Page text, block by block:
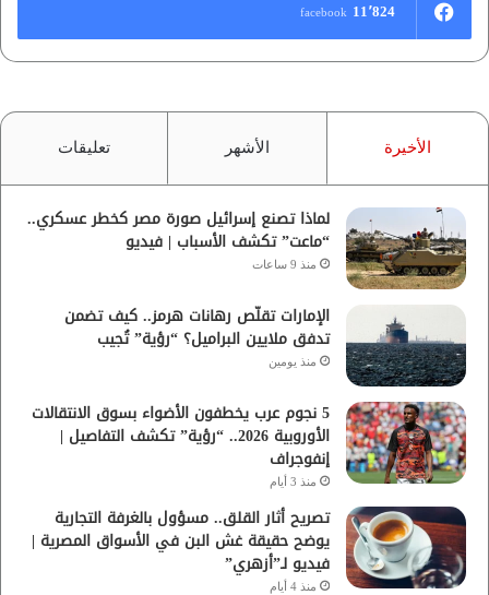
11٬824 facebook
الأخيرة الأشهر تعليقات
لماذا تصنع إسرائيل صورة مصر كخطر عسكري..
“ماعت” تكشف الأسباب | فيديو
منذ 9 ساعات
الإمارات تقلّص رهانات هرمز.. كيف تضمن
تدفق ملايين البراميل؟ “رؤية” تُجيب
منذ يومين
5 نجوم عرب يخطفون الأضواء بسوق الانتقالات
الأوروبية 2026.. “رؤية” تكشف التفاصيل |
إنفوجراف
منذ 3 أيام
تصريح أثار القلق.. مسؤول بالغرفة التجارية
يوضح حقيقة غش البن في الأسواق المصرية |
فيديو لـ”أزهري”
منذ 4 أيام